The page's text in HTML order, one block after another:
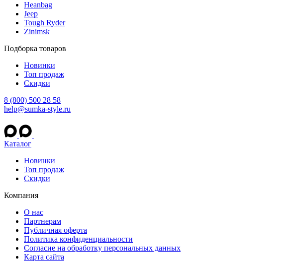
Heanbag
Jeep
Tough Ryder
Zinimsk
Подборка товаров
Новинки
Топ продаж
Скидки
8 (800) 500 28 58
help@sumka-style.ru
Каталог
Новинки
Топ продаж
Скидки
Компания
О нас
Партнерам
Публичная оферта
Политика конфиденциальности
Согласие на обработку персональных данных
Карта сайта